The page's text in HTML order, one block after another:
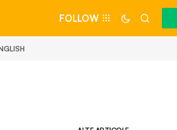
FOLLOW